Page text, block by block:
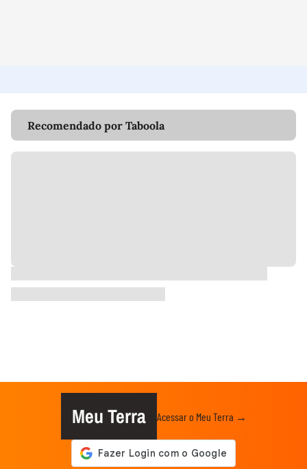
Recomendado por Taboola
Meu Terra Acessar o Meu Terra →